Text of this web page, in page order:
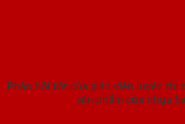
Phản hồi tốt của giáo viên luyện thi
sản phẩm cửa nhựa